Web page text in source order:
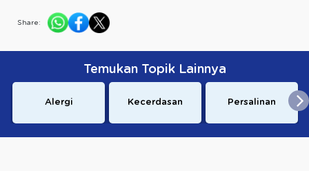
Share:
Temukan Topik Lainnya
Alergi Kecerdasan Persalinan